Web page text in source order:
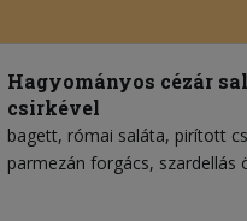
Hagyományos cézár
csirkével
bagett római saláta pirított
parmezán forgács szardellás